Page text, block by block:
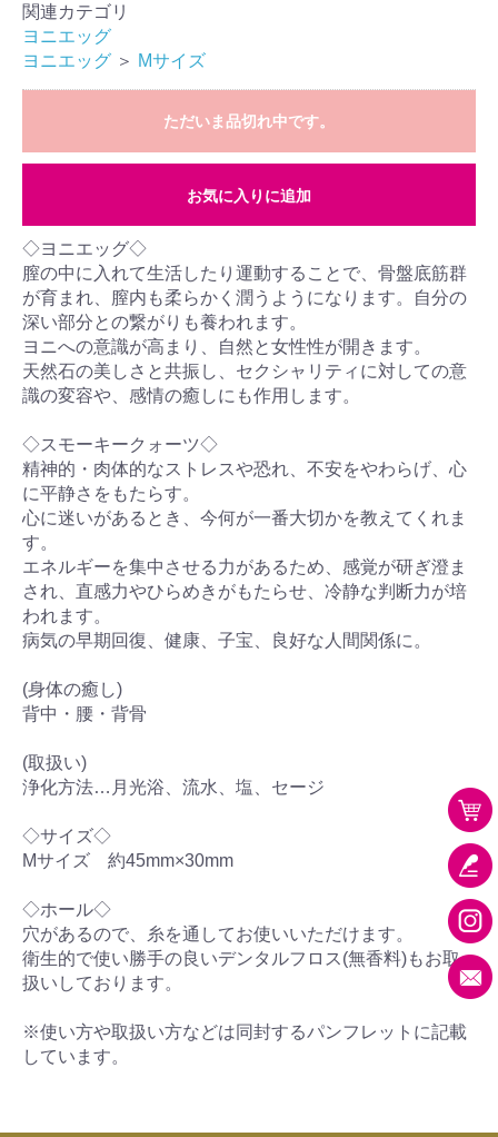
関連カテゴリ
ヨニエッグ
ヨニエッグ ＞ Mサイズ
ただいま品切れ中です。
お気に入りに追加
◇ヨニエッグ◇
膣の中に入れて生活したり運動することで、骨盤底筋群
が育まれ、膣内も柔らかく潤うようになります。自分の
深い部分との繋がりも養われます。
ヨニへの意識が高まり、自然と女性性が開きます。
天然石の美しさと共振し、セクシャリティに対しての意
識の変容や、感情の癒しにも作用します。
◇スモーキークォーツ◇
精神的・肉体的なストレスや恐れ、不安をやわらげ、心
に平静さをもたらす。
心に迷いがあるとき、今何が一番大切かを教えてくれま
す。
エネルギーを集中させる力があるため、感覚が研ぎ澄ま
され、直感力やひらめきがもたらせ、冷静な判断力が培
われます。
病気の早期回復、健康、子宝、良好な人間関係に。
(身体の癒し)
背中・腰・背骨
(取扱い)
浄化方法…月光浴、流水、塩、セージ
◇サイズ◇
Mサイズ 約45mm×30mm
◇ホール◇
穴があるので、糸を通してお使いいただけます。
衛生的で使い勝手の良いデンタルフロス(無香料)もお取
扱いしております。
※使い方や取扱い方などは同封するパンフレットに記載
しています。